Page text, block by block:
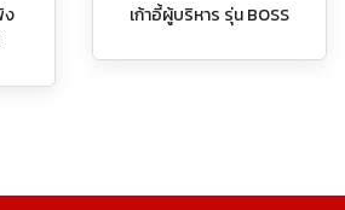
ง
เก้าอี้ผู้บริหาร รุ่น BOSS